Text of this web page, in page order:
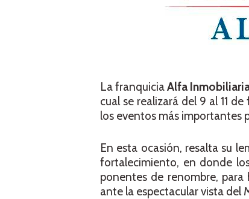
La franquiciaAlfa
cual se realizará del 9 al 11
los eventos más importantes
En esta ocasión, resalta su
fortalecimiento, en donde
ponentes de renombre, para
ante la espectacular vista del